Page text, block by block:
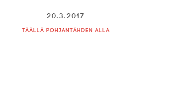
20.3.2017
Täällä Pohjantähden alla